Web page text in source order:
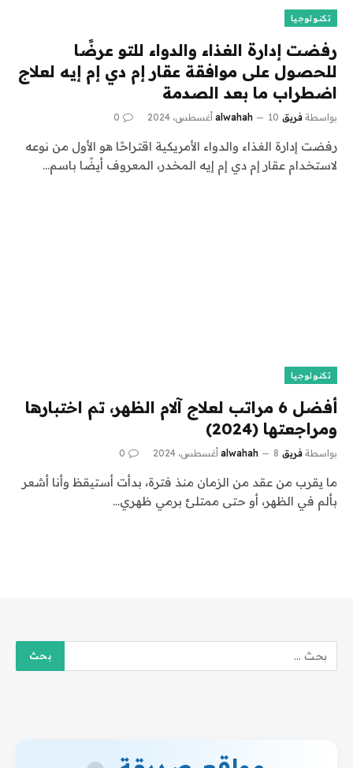
تكنولوجيا
رفضت إدارة الغذاء والدواء للتو عرضًا
للحصول على موافقة عقار إم دي إم إيه لعلاج
اضطراب ما بعد الصدمة
بواسطة فريق alwahah 10 أغسطس، 2024 0
رفضت إدارة الغذاء والدواء الأمريكية اقتراحًا هو الأول من نوعه
لاستخدام عقار إم دي إم إيه المخدر، المعروف أيضًا باسم…
تكنولوجيا
أفضل 6 مراتب لعلاج آلام الظهر، تم اختبارها
ومراجعتها (2024)
بواسطة فريق alwahah 8 أغسطس، 2024 0
ما يقرب من عقد من الزمان منذ فترة، بدأت أستيقظ وأنا أشعر
بألم في الظهر، أو حتى ممتلئ برمي ظهري…